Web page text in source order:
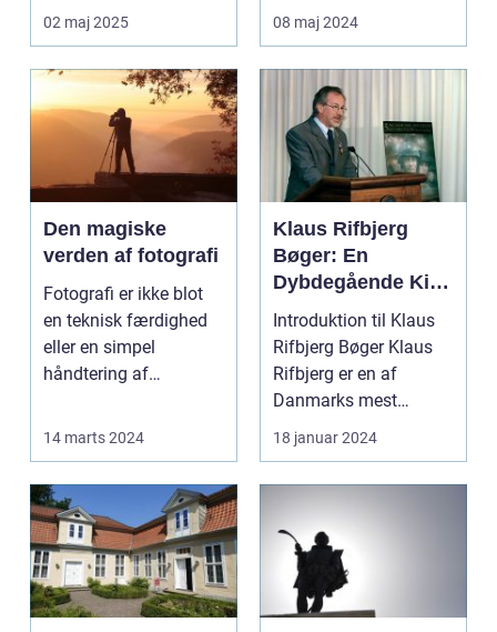
02 maj 2025
overraskende, at
biled...
08 maj 2024
Den magiske
verden af fotografi
Fotografi er ikke blot
en teknisk færdighed
eller en simpel
håndtering af
14 marts 2024
Klaus Rifbjerg
Bøger: En
Dybdegående Kig
på et Litterært
Mesterstykke
Introduktion til Klaus
Rifbjerg Bøger Klaus
Rifbjerg er en af
Danmarks mest
fremtrædende
forfattere...
18 januar 2024